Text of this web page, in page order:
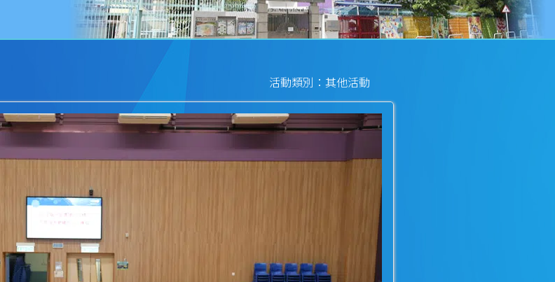
活動類別：其他活動